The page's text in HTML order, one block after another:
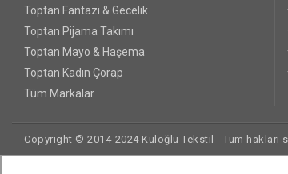
Toptan Fantazi & Gecelik
Toptan Pijama Takımı
Toptan Mayo & Haşema
Toptan Kadın Çorap
Tüm Markalar
Copyright © 2014-2024 Kuloğlu Tekstil - Tüm hakları